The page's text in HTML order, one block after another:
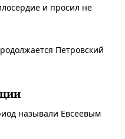
и просил не
Петровский
называли Евсеевым